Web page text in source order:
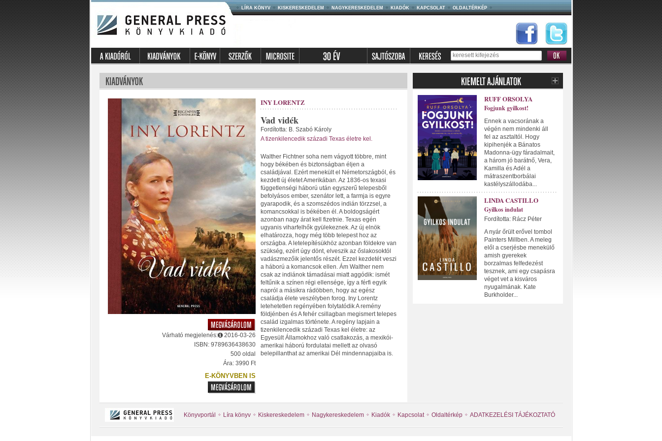
LÍRA KÖNYV KISKERESKEDELEM NAGYKERESKEDELEM KIADÓK KAPCSOLAT OLDALTÉRKÉP
Várható megjelenés:
2016-03-26
ISBN: 9789636438630
500 oldal
Ára: 3990 Ft
E-KÖNYVBEN IS
INY LORENTZ
Vad vidék
Fordította: B. Szabó Károly
A tizenkilencedik századi Texas életre kel.
Walther Fichtner soha nem vágyott többre, mint
hogy békében és biztonságban éljen a
családjával. Ezért menekült el Németországból, és
kezdett új életet Amerikában. Az 1836-os texasi
függetlenségi háború után egyszerű telepesből
befolyásos ember, szenátor lett, a farmja is egyre
gyarapodik, és a szomszédos indián törzzsel, a
komancsokkal is békében él. A boldogságért
azonban nagy árat kell fizetnie. Texas egén
ugyanis viharfelhők gyülekeznek. Az új elnök
elhatározza, hogy még több telepest hoz az
országba. A letelepítésükhöz azonban földekre van
szükség, ezért úgy dönt, elveszik az őslakosoktól
vadászmezőik jelentős részét. Ezzel kezdetét veszi
a háború a komancsok ellen. Ám Walther nem
csak az indiánok támadásai miatt aggódik: ismét
feltűnik a színen régi ellensége, így a férfi egyik
napról a másikra rádöbben, hogy az egész
családja élete veszélyben forog. Iny Lorentz
letehetetlen regényében folytatódik A remény
földjénben és A fehér csillagban megismert telepes
család izgalmas története. A regény lapjain a
tizenkilencedik századi Texas kel életre: az
Egyesült Államokhoz való csatlakozás, a mexikói-
amerikai háború fordulatai mellett az olvasó
belepillanthat az amerikai Dél mindennapjaiba is.
RUFF ORSOLYA
Fogjunk gyilkost!
Ennek a vacsorának a
végén nem mindenki áll
fel az asztaltól. Hogy
kipihenjék a Bánatos
Madonna-ügy fáradalmait,
a három jó barátnő, Vera,
Kamilla és Adél a
mátraszentborbálai
kastélyszállodába...
LINDA CASTILLO
Gyilkos indulat
Fordította: Rácz Péter
A nyár őrült erővel tombol
Painters Millben. A meleg
elől a cserjésbe menekülő
amish gyerekek
borzalmas felfedezést
tesznek, ami egy csapásra
véget vet a kisváros
nyugalmának. Kate
Burkholder...
Könyvportál Líra könyv Kiskereskedelem Nagykereskedelem Kiadók Kapcsolat Oldaltérkép ADATKEZELÉSI TÁJÉKOZTATÓ